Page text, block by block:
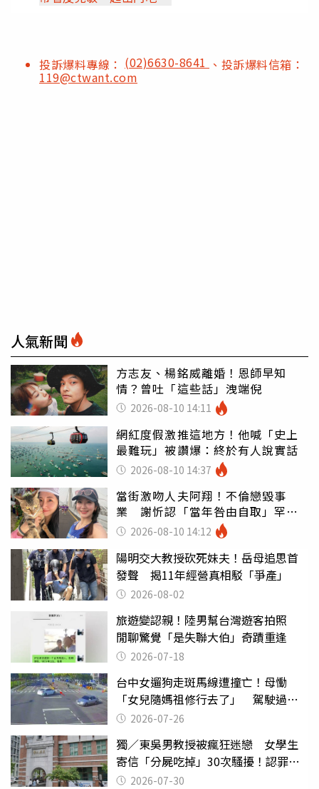
投訴爆料專線： (02)6630-8641 、投訴爆料信箱：
119@ctwant.com
人氣新聞
方志友、楊銘威離婚！恩師早知
情？曾吐「這些話」洩端倪
2026-08-10 14:11
網紅度假激推這地方！他喊「史上
最難玩」被讚爆：終於有人說實話
2026-08-10 14:37
當街激吻人夫阿翔！不倫戀毀事
業 謝忻認「當年咎由自取」罕吐
心聲2026-08-10 14:12
陽明交大教授砍死妹夫！岳母追思首
發聲 揭11年經營真相駁「爭產」
2026-08-02
旅遊變認親！陸男幫台灣遊客拍照
閒聊驚覺「是失聯大伯」奇蹟重逢
2026-07-18
台中女遛狗走斑馬線遭撞亡！母慟
「女兒隨媽祖修行去了」 駕駛過失
致死判9月
2026-07-26
獨／東吳男教授被瘋狂迷戀 女學生
寄信「分屍吃掉」30次騷擾！認罪免
關 2026-07-30